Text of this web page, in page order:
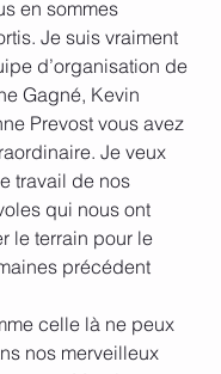
en sommes
Je suis vraiment
d’organisation de
Gagné, Kevin
Prevost vous avez
Je veux
travail de nos
qui nous ont
le terrain pour le
précédent
celle là ne peux
nos merveilleux